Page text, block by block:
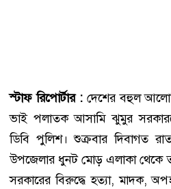
স্টাফ রিপোর্টার : দেশের বহুল
ভাই পলাতক আসামি ঝুমুর
ডিবি পুলিশ। শুক্রবার দিবাগত
উপজেলার ধুনট মোড় এলাকা থেকে
সরকারের বিরুদ্ধে হত্যা, মাদক,